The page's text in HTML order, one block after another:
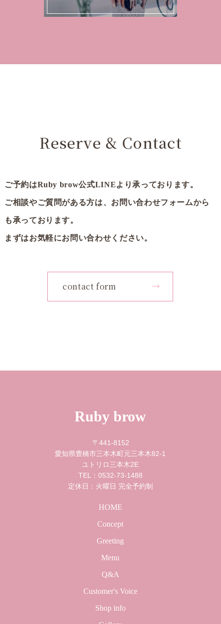
Reserve & Contact
ご予約はRuby brow公式LINEより承っております。
ご相談やご質問がある方は、お問い合わせフォームから
も承っております。
まずはお気軽にお問い合わせください。
contact form →
Ruby brow
〒441-8152
愛知県豊橋市三本木町元三本木82-1
ユトリロ三本木2E
TEL： 0532-73-1488
定休日：火曜日 完全予約制
HOME
Concept
Greeting
Menu
Q&A
Customer's Voice
Shop info